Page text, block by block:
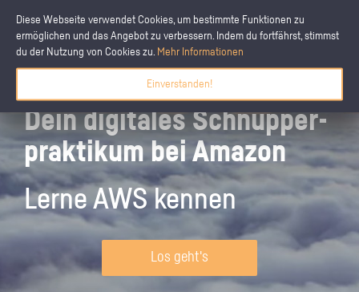
Diese Webseite verwendet Cookies, um bestimmte Funktionen zu
ermöglichen und das Angebot zu verbessern. Indem du fortfährst, stimmst
du der Nutzung von Cookies zu. Mehr Informationen
Einverstanden!
Dein digitales Schnupper­
praktikum bei Amazon
Lerne AWS kennen
Los geht's